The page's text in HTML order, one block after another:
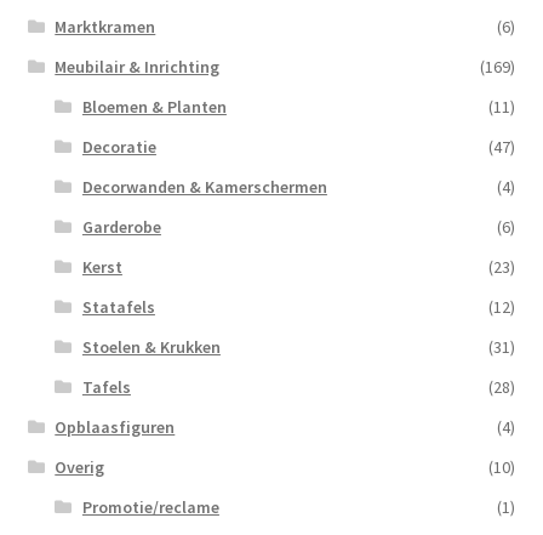
Marktkramen
(6)
Meubilair & Inrichting
(169)
Bloemen & Planten
(11)
Decoratie
(47)
Decorwanden & Kamerschermen
(4)
Garderobe
(6)
Kerst
(23)
Statafels
(12)
Stoelen & Krukken
(31)
Tafels
(28)
Opblaasfiguren
(4)
Overig
(10)
Promotie/reclame
(1)